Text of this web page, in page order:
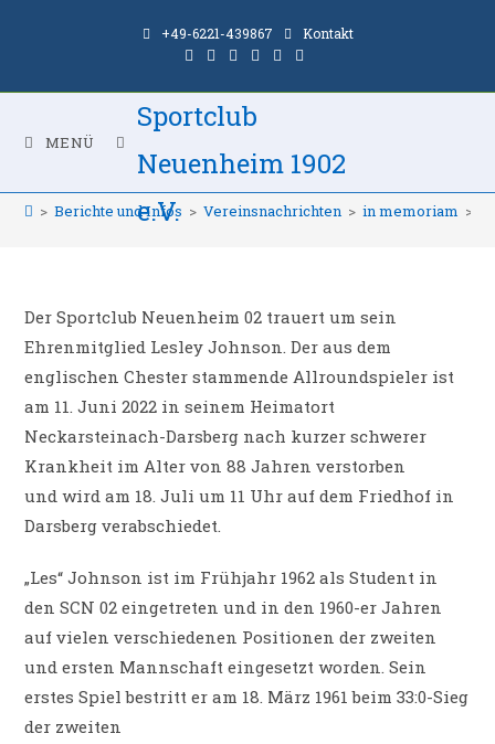
+49-6221-439867 Kontakt
MENÜ
Sportclub
Neuenheim 1902
e.V.
SCN 02 trauert um Leslie
Johnson †
> Berichte und Infos > Vereinsnachrichten > in memoriam >
Der Sportclub Neuenheim 02 trauert um sein
Ehrenmitglied Lesley Johnson. Der aus dem
englischen Chester stammende Allroundspieler ist
am 11. Juni 2022 in seinem Heimatort
Neckarsteinach-Darsberg nach kurzer schwerer
Krankheit im Alter von 88 Jahren verstorben
und wird am 18. Juli um 11 Uhr auf dem Friedhof in
Darsberg verabschiedet.
„Les“ Johnson ist im Frühjahr 1962 als Student in
den SCN 02 eingetreten und in den 1960-er Jahren
auf vielen verschiedenen Positionen der zweiten
und ersten Mannschaft eingesetzt worden. Sein
erstes Spiel bestritt er am 18. März 1961 beim 33:0-Sieg
der zweiten